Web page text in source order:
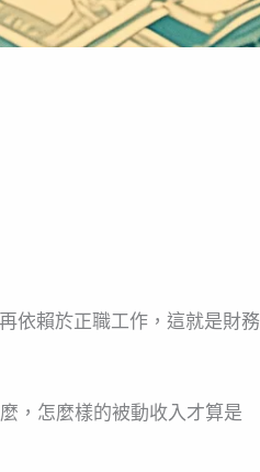
依賴於正職工作，這就是財務
，怎麼樣的被動收入才算是